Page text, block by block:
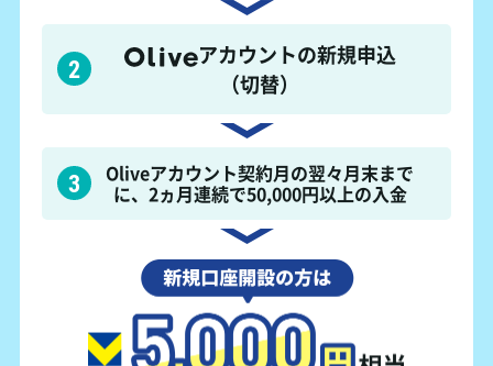
アカウントの新規申込
（切替）
Oliveアカウント契約月の翌々月末まで
に、 2ヵ月連続で50,000円以上の入金